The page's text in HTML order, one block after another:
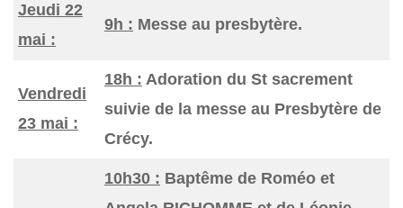
Jeudi 22
mai :
9h : Messe au presbytère.
Vendredi
23 mai :
18h : Adoration du St sacrement
suivie de la messe au Presbytère de
Crécy.
10h30 : Baptême de Roméo et